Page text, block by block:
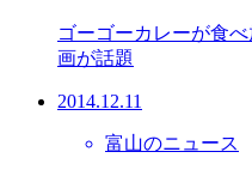
ゴーゴーカレーが食
画が話題
2014.12.11
富山のニュース